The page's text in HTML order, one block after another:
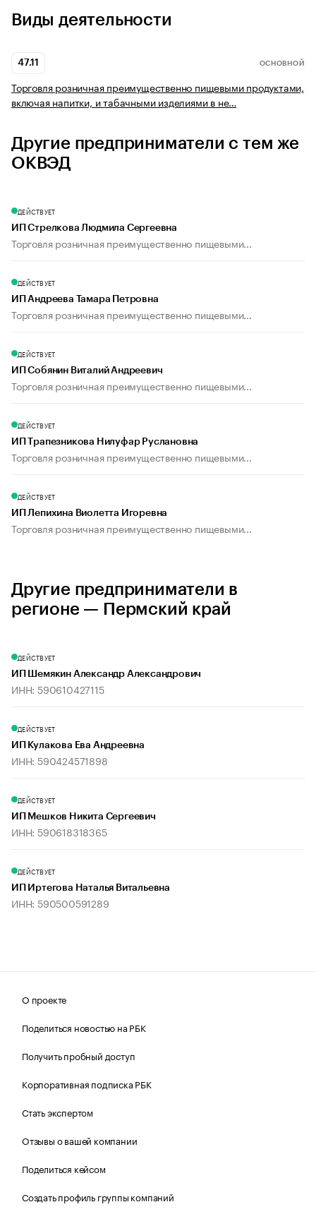
Виды деятельности
47.11 ОСНОВНОЙ
Торговля розничная преимущественно пищевыми продуктами,
включая напитки, и табачными изделиями в не…
Другие предприниматели с тем же
ОКВЭД
ДЕЙСТВУЕТ
ИП Стрелкова Людмила Сергеевна
Торговля розничная преимущественно пищевыми...
ДЕЙСТВУЕТ
ИП Андреева Тамара Петровна
Торговля розничная преимущественно пищевыми...
ДЕЙСТВУЕТ
ИП Собянин Виталий Андреевич
Торговля розничная преимущественно пищевыми...
ДЕЙСТВУЕТ
ИП Трапезникова Нилуфар Руслановна
Торговля розничная преимущественно пищевыми...
ДЕЙСТВУЕТ
ИП Лепихина Виолетта Игоревна
Торговля розничная преимущественно пищевыми...
Другие предприниматели в
регионе — Пермский край
ДЕЙСТВУЕТ
ИП Шемякин Александр Александрович
ИНН: 590610427115
ДЕЙСТВУЕТ
ИП Кулакова Ева Андреевна
ИНН: 590424571898
ДЕЙСТВУЕТ
ИП Мешков Никита Сергеевич
ИНН: 590618318365
ДЕЙСТВУЕТ
ИП Иртегова Наталья Витальевна
ИНН: 590500591289
О проекте
Поделиться новостью на РБК
Получить пробный доступ
Корпоративная подписка РБК
Стать экспертом
Отзывы о вашей компании
Поделиться кейсом
Создать профиль группы компаний